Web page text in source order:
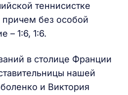
теннисистке
без особой
– 1:6, 1:6.
в столице Франции
нашей
и Виктория